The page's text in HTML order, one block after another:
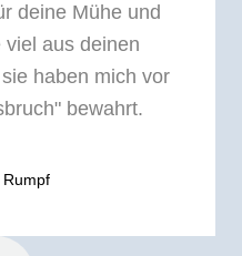
deine Mühe und
viel aus deinen
haben mich vor
bewahrt.